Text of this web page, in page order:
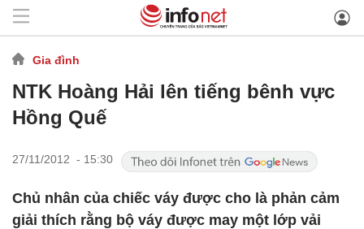
Gia đình
NTK Hoàng Hải lên tiếng bênh vực
Hồng Quế
27/11/2012 - 15:30
Chủ nhân của chiếc váy được cho là phản cảm
giải thích rằng bộ váy được may một lớp vải